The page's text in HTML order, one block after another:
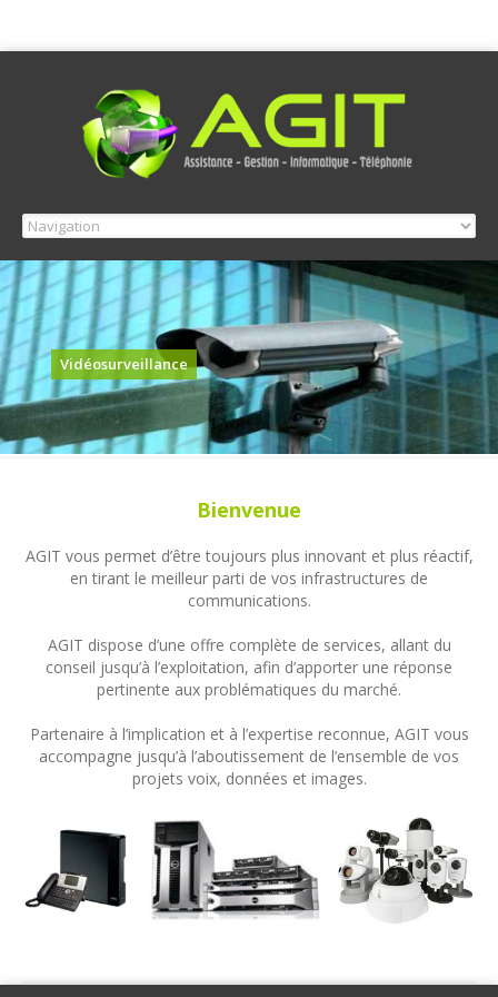
Vidéosurveillance
Bienvenue
AGIT vous permet d’être toujours plus innovant et plus réactif,
en tirant le meilleur parti de vos infrastructures de
communications.
AGIT dispose d’une offre complète de services, allant du
conseil jusqu’à l’exploitation, afin d’apporter une réponse
pertinente aux problématiques du marché.
Partenaire à l’implication et à l’expertise reconnue, AGIT vous
accompagne jusqu’à l’aboutissement de l’ensemble de vos
projets voix, données et images.